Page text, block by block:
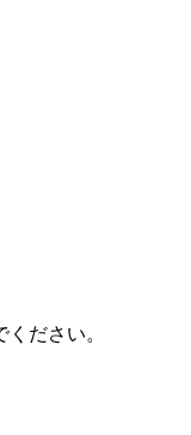
ださい。